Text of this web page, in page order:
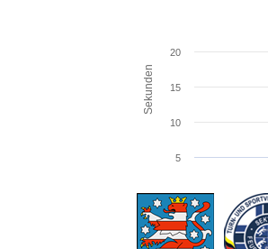
Sekunden
5
10
15
20